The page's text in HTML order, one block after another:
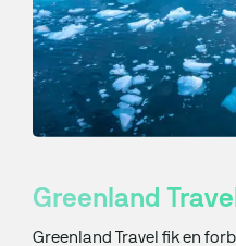
Greenland Travel
Greenland Travel fik en